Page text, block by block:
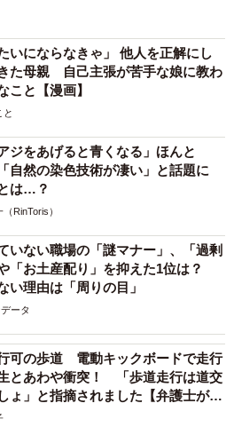
いにならなきゃ」 他人を正解にし
た母親 自己主張が苦手な娘に教わ
こと【漫画】
と
ジをあげると青くなる」ほんと
自然の染色技術が凄い」と話題に
は…？
RinToris）
いない職場の「謎マナー」、「過剰
「お土産配り」を抑えた1位は？
い理由は「周りの目」
ータ
可の歩道 電動キックボードで走行
とあわや衝突！ 「歩道走行は道交
ょ」と指摘されました【弁護士が解